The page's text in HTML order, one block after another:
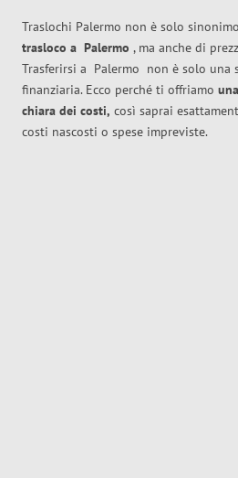
Traslochi Palermo non è solo
trasloco a Palermo , ma anche di
Trasferirsi a Palermo non è solo una
finanziaria. Ecco perché ti offriamo
chiara dei costi, così saprai
costi nascosti o spese impreviste.